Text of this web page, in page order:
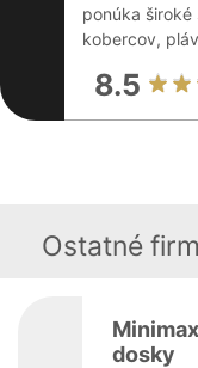
ponúka
kobercov,
8.5
Ostatné
dosky